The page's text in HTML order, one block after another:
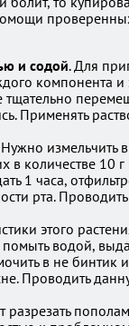
и содой. Для
компонента и
тщательно
Применять
Нужно измельчить
в количестве 10 г
1 часа,
рта.
этого
водой,
в не бинтик
Проводить
разрезать